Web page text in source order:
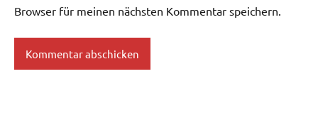
Browser für meinen nächsten Kommentar speichern.